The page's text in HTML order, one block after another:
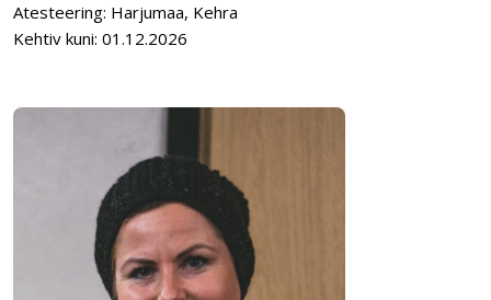
Atesteering: Harjumaa, Kehra
Kehtiv kuni: 01.12.2026